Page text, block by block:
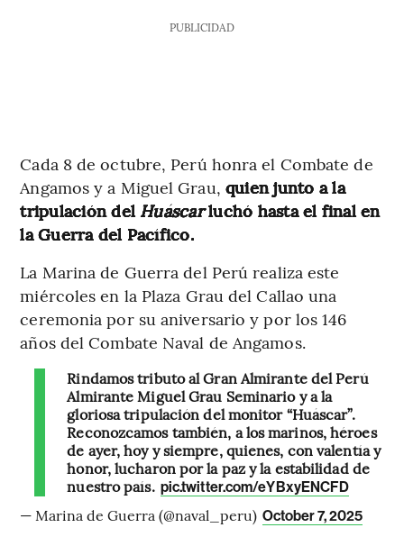
PUBLICIDAD
Cada 8 de octubre, Perú honra el Combate de
Angamos y a Miguel Grau, quien junto a la
tripulación delHuáscarluchó hasta el final en
la Guerra del Pacífico.
La Marina de Guerra del Perú realiza este
miércoles en la Plaza Grau del Callao una
ceremonia por su aniversario y por los 146
años del Combate Naval de Angamos.
Rindamos tributo al Gran Almirante del Perú
Almirante Miguel Grau Seminario y a la
gloriosa tripulación del monitor “Huáscar”.
Reconozcamos también, a los marinos, héroes
de ayer, hoy y siempre, quienes, con valentía y
honor, lucharon por la paz y la estabilidad de
nuestro país. pic.twitter.com/eYBxyENCFD
— Marina de Guerra (@naval_peru) October 7, 2025